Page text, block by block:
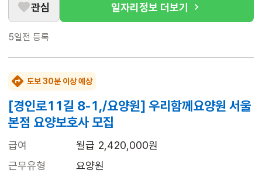
관심 일자리정보 더보기
5일전 등록
도보 30분 이상 예상
[경인로11길 8-1,/요양원] 우리함께요양원 서울
본점 요양보호사 모집
급여
월급 2,420,000원
근무유형
요양원